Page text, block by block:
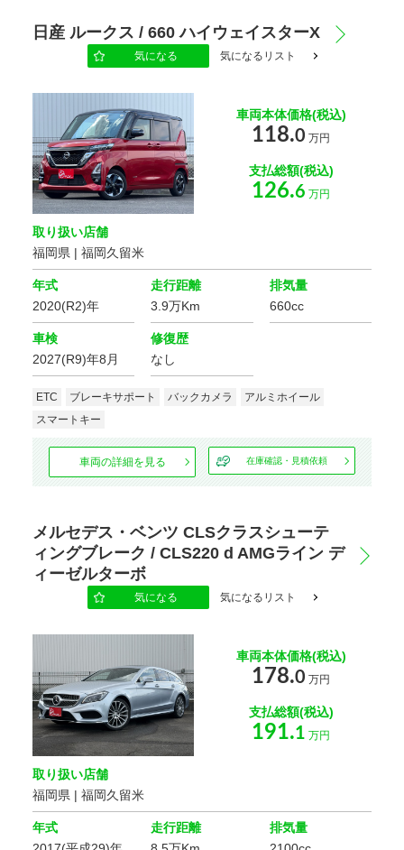
日産 ルークス / 660 ハイウェイスターX
気になる 気になるリスト
車両本体価格(税込)
118.0 万円
支払総額(税込)
126.6 万円
取り扱い店舗
福岡県 | 福岡久留米
年式
2020(R2)年
走行距離
3.9万Km
排気量
660cc
車検
2027(R9)年8月
修復歴
なし
ETC ブレーキサポート バックカメラ
アルミホイール
スマートキー
車両の詳細を見る 在庫確認・見積依頼
メルセデス・ベンツ CLSクラスシューテ
ィングブレーク / CLS220 d AMGライン デ
ィーゼルターボ
気になる 気になるリスト
車両本体価格(税込)
178.0 万円
支払総額(税込)
191.1 万円
取り扱い店舗
福岡県 | 福岡久留米
年式
走行距離
排気量